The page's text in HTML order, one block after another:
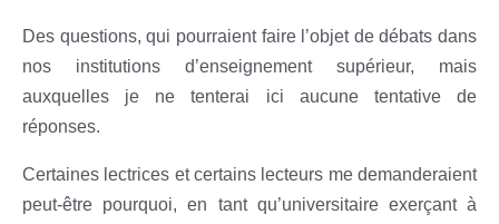
Des questions, qui pourraient faire l’objet de débats dans
nos institutions d’enseignement supérieur, mais
auxquelles je ne tenterai ici aucune tentative de
réponses.
Certaines lectrices et certains lecteurs me demanderaient
peut-être pourquoi, en tant qu’universitaire exerçant à